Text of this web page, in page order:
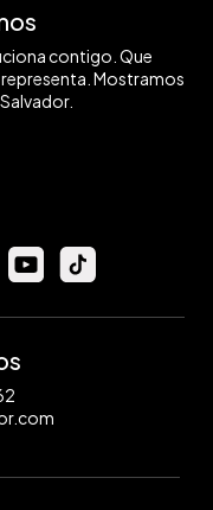
contigo. Que
Mostramos